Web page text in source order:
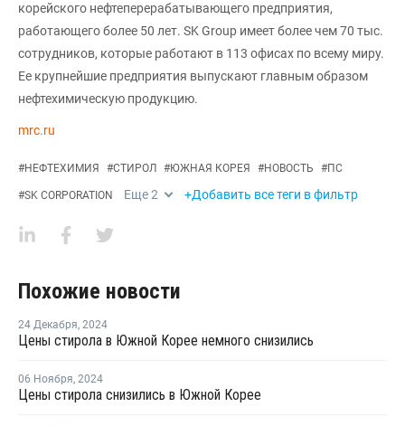
корейского нефтеперерабатывающего предприятия,
работающего более 50 лет. SK Group имеет более чем 70 тыс.
сотрудников, которые работают в 113 офисах по всему миру.
Ее крупнейшие предприятия выпускают главным образом
нефтехимическую продукцию.
mrc.ru
#НЕФТЕХИМИЯ #СТИРОЛ #ЮЖНАЯ КОРЕЯ #НОВОСТЬ #ПС
#SK CORPORATION Еще2 +Добавить все теги в фильтр
Похожие новости
24 Декабря, 2024
Цены стирола в Южной Корее немного снизились
06 Ноября, 2024
Цены стирола снизились в Южной Корее